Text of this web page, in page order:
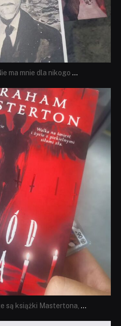
ma mnie dla nikogo ...
Sie 23
są książki Mastertona, ...